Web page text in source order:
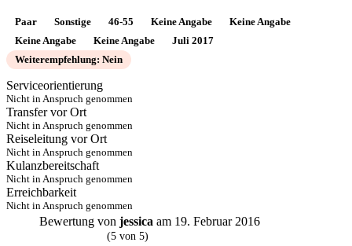
Paar Sonstige 46-55 Keine Angabe
Keine Angabe
Keine Angabe
Keine Angabe
Juli 2017
Weiterempfehlung: Nein
Serviceorientierung
Nicht in Anspruch genommen
Transfer vor Ort
Nicht in Anspruch genommen
Reiseleitung vor Ort
Nicht in Anspruch genommen
Kulanzbereitschaft
Nicht in Anspruch genommen
Erreichbarkeit
Nicht in Anspruch genommen
Bewertung von jessica am 19. Februar 2016
(5 von 5)